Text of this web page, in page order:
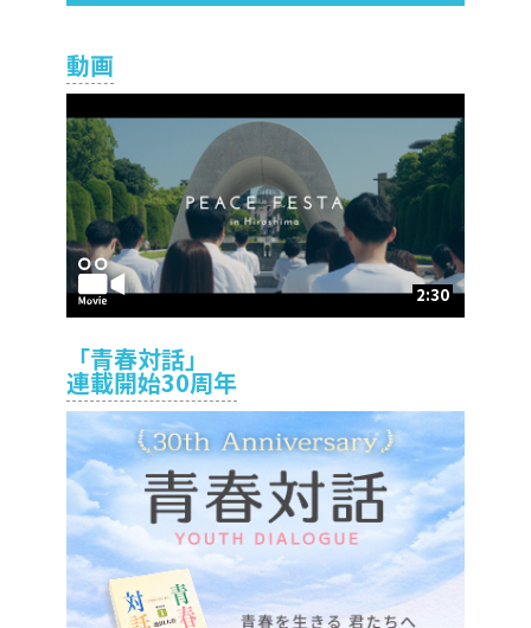
動画
2:30
「青春対話」
連載開始30周年